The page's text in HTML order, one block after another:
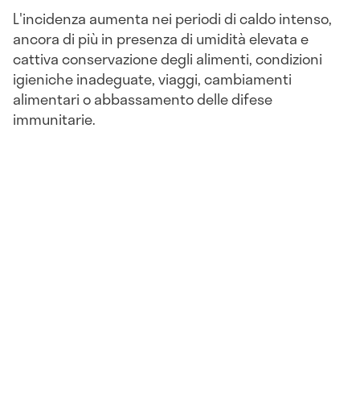
L'incidenza aumenta nei periodi di caldo intenso,
ancora di più in presenza di umidità elevata e
cattiva conservazione degli alimenti, condizioni
igieniche inadeguate, viaggi, cambiamenti
alimentari o abbassamento delle difese
immunitarie.